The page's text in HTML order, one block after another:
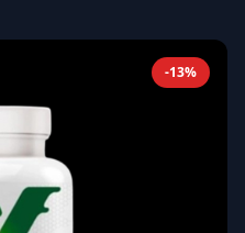
-13%
Ξεχάσατε τον κωδικό σας;
Εγγραφείτε εδώ